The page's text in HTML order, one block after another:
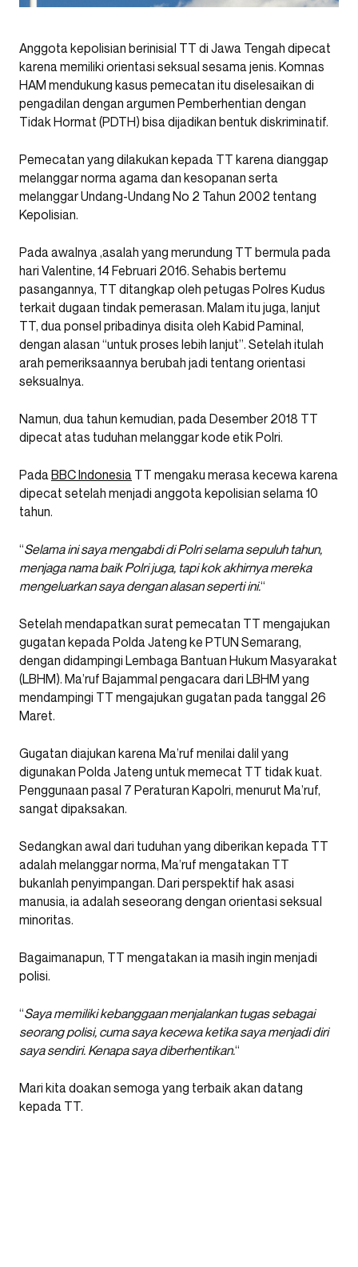
Anggota kepolisian berinisial TT di Jawa Tengah dipecat
karena memiliki orientasi seksual sesama jenis. Komnas
HAM mendukung kasus pemecatan itu diselesaikan di
pengadilan dengan argumen Pemberhentian dengan
Tidak Hormat (PDTH) bisa dijadikan bentuk diskriminatif.
Pemecatan yang dilakukan kepada TT karena dianggap
melanggar norma agama dan kesopanan serta
melanggar Undang-Undang No 2 Tahun 2002 tentang
Kepolisian.
Pada awalnya ,asalah yang merundung TT bermula pada
hari Valentine, 14 Februari 2016. Sehabis bertemu
pasangannya, TT ditangkap oleh petugas Polres Kudus
terkait dugaan tindak pemerasan. Malam itu juga, lanjut
TT, dua ponsel pribadinya disita oleh Kabid Paminal,
dengan alasan “untuk proses lebih lanjut”. Setelah itulah
arah pemeriksaannya berubah jadi tentang orientasi
seksualnya.
Namun, dua tahun kemudian, pada Desember 2018 TT
dipecat atas tuduhan melanggar kode etik Polri.
PadaBBC Indonesia TT mengaku merasa kecewa karena
dipecat setelah menjadi anggota kepolisian selama 10
tahun.
“Selama ini saya mengabdi di Polri selama sepuluh tahun,
menjaga nama baik Polri juga, tapi kok akhirnya mereka
mengeluarkan saya dengan alasan seperti ini.“
Setelah mendapatkan surat pemecatan TT mengajukan
gugatan kepada Polda Jateng ke PTUN Semarang,
dengan didampingi Lembaga Bantuan Hukum Masyarakat
(LBHM). Ma’ruf Bajammal pengacara dari LBHM yang
mendampingi TT mengajukan gugatan pada tanggal 26
Maret.
Gugatan diajukan karena Ma’ruf menilai dalil yang
digunakan Polda Jateng untuk memecat TT tidak kuat.
Penggunaan pasal 7 Peraturan Kapolri, menurut Ma’ruf,
sangat dipaksakan.
Sedangkan awal dari tuduhan yang diberikan kepada TT
adalah melanggar norma, Ma’ruf mengatakan TT
bukanlah penyimpangan. Dari perspektif hak asasi
manusia, ia adalah seseorang dengan orientasi seksual
minoritas.
Bagaimanapun, TT mengatakan ia masih ingin menjadi
polisi.
“Saya memiliki kebanggaan menjalankan tugas sebagai
seorang polisi, cuma saya kecewa ketika saya menjadi diri
saya sendiri. Kenapa saya diberhentikan.“
Mari kita doakan semoga yang terbaik akan datang
kepada TT.